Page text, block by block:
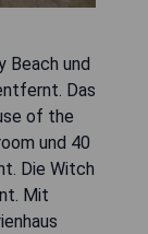
Beach und
Das
of the
und 40
Die Witch
Mit